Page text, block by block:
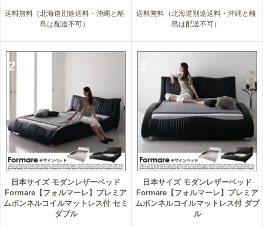
送料無料（北海道別途送料・沖縄と離
島は配送不可）
送料無料（北海道別途送料・沖縄と離
島は配送不可）
2
日本サイズ モダンレザーベッド
Formare【フォルマーレ】プレミア
ムボンネルコイルマットレス付 セミ
ダブル
日本サイズ モダンレザーベッド
Formare【フォルマーレ】プレミア
ムボンネルコイルマットレス付 ダブ
ル